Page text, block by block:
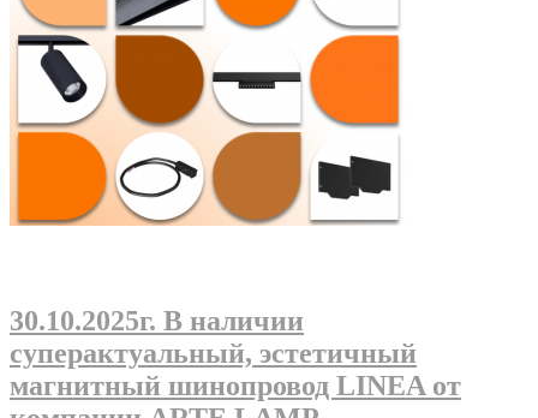
30.10.2025г. В наличии
суперактуальный, эстетичный
магнитный шинопровод LINEA от